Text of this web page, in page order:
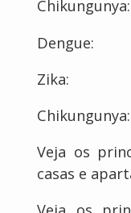
Chikungunya:
Dengue:
Zika:
Chikungunya:
Veja os
casas e